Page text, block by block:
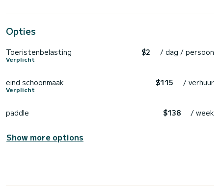
Opties
Toeristenbelasting
Verplicht
$2 / dag / persoon
eind schoonmaak
Verplicht
$115 / verhuur
paddle $138 / week
Show more options